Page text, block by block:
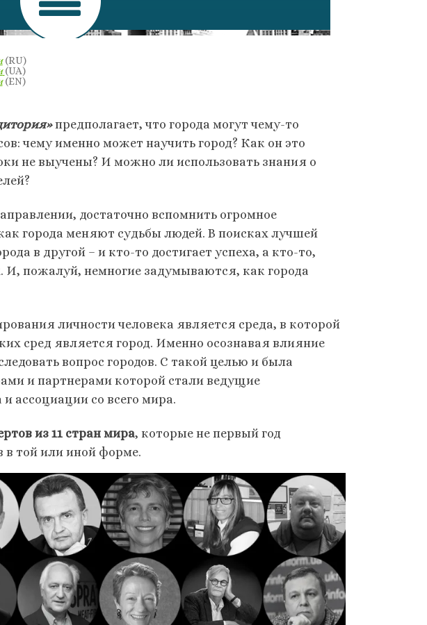
(RU)
(UA)
(EN)
предполагает, что города могут чему-то
чему именно может научить город? Как он это
не выучены? И можно ли использовать знания о
достаточно вспомнить огромное
города меняют судьбы людей. В поисках лучшей
в другой – и кто-то достигает успеха, а кто-то,
И, пожалуй, немногие задумываются, как города
личности человека является среда, в которой
сред является город. Именно осознавая влияние
вопрос городов. С такой целью и была
и партнерами которой стали ведущие
ассоциации со всего мира.
из 11 стран мира, которые не первый год
в той или иной форме.